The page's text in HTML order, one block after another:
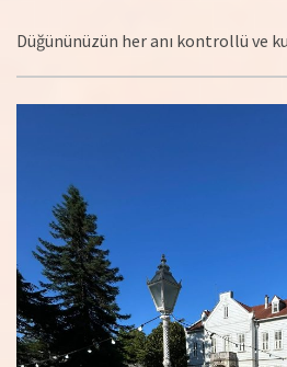
Düğününüzün her anı kontrollü ve